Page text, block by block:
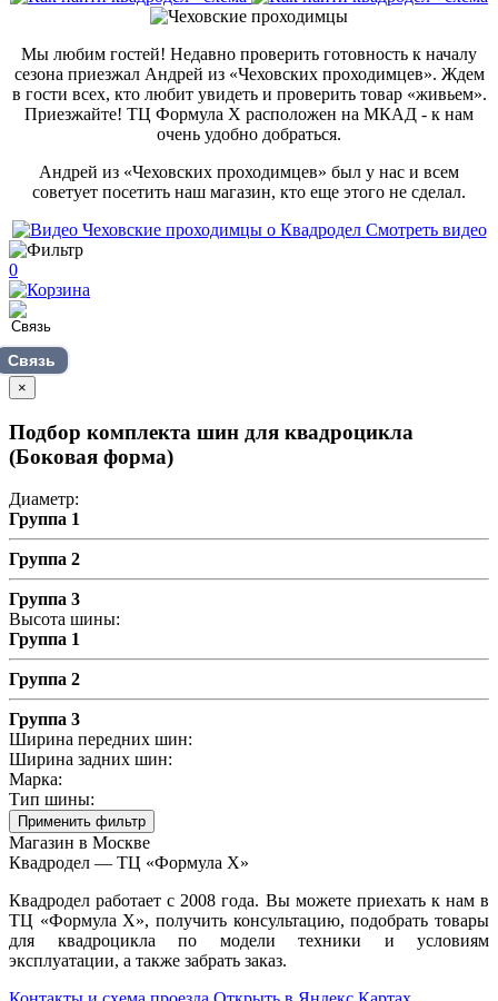
Мы любим гостей! Недавно проверить готовность к началу
сезона приезжал Андрей из «Чеховских проходимцев». Ждем
в гости всех, кто любит увидеть и проверить товар «живьем».
Приезжайте! ТЦ Формула Х расположен на МКАД - к нам
очень удобно добраться.
Андрей из «Чеховских проходимцев» был у нас и всем
советует посетить наш магазин, кто еще этого не сделал.
Смотреть видео
0
Связь
×
Подбор комплекта шин для квадроцикла
(Боковая форма)
Диаметр:
Группа 1
Группа 2
Группа 3
Высота шины:
Группа 1
Группа 2
Группа 3
Ширина передних шин:
Ширина задних шин:
Марка:
Тип шины:
Применить фильтр
Магазин в Москве
Квадродел — ТЦ «Формула Х»
Квадродел работает с 2008 года. Вы можете приехать к нам в
ТЦ «Формула Х», получить консультацию, подобрать товары
для квадроцикла по модели техники и условиям
эксплуатации, а также забрать заказ.